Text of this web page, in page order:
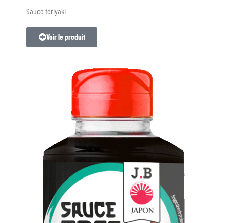
Sauce teriyaki
Voir le produit